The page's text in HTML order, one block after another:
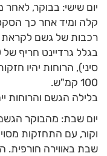
​יום שישי: בבוקר,
קלה ומיד אחר כך
רכבות של גשם לקראת
סיני), הרוחות יהיו
100 קמ"ש.
בלילה הגשם והרוחות
​יום שבת: מהבוקר
וקור, עם התחזקות
שבת באווירה חורפית.